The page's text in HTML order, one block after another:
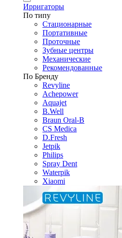
Ирригаторы
По типу
Стационарные
Портативные
Проточные
Зубные центры
Механические
Рекомендованные
По Бренду
Revyline
Achepower
Aquajet
B.Well
Braun Oral-B
CS Medica
D.Fresh
Jetpik
Philips
Spray Dent
Waterpik
Xiaomi